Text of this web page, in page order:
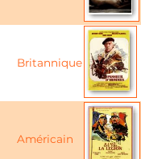
Britannique
Américain